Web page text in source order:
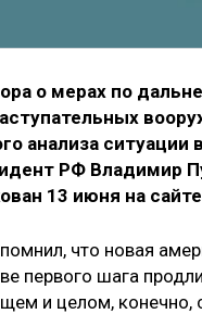
о мерах по
анализа
РФ Владимир
13 июня на
что новая
первого шага
и целом, конечно,